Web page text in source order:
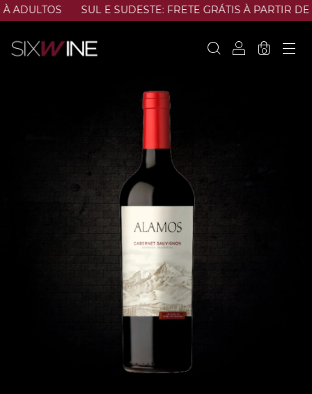
SUL E SUDESTE: FRETE GRÁTIS À PARTIR DE
0